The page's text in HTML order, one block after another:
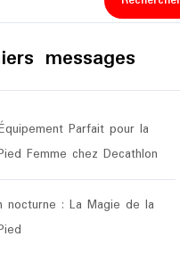
messages
Parfait pour la
Femme chez Decathlon
nocturne : La Magie de la